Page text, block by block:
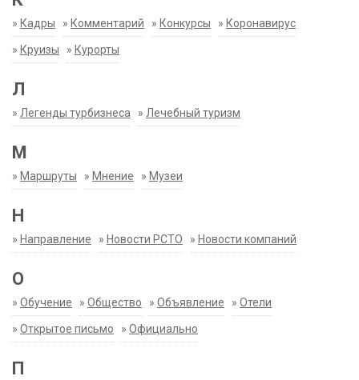
» Кадры » Комментарий » Конкурсы » Коронавирус
» Круизы » Курорты
Л
» Легенды турбизнеса » Лечебный туризм
М
» Маршруты » Мнение » Музеи
Н
» Направление » Новости РСТО » Новости компаний
О
» Обучение » Общество » Объявление » Отели
» Открытое письмо » Официально
П